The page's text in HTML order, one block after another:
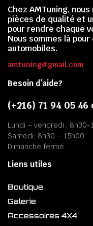
Chez AMTuning,
pièces de qualité et
pour rendre chaque
Nous sommes là
automobiles.
amtuning@gmail.com
Besoin d’aide?
(+216) 71 94 05
Lundi – vendredi : 8h30-
Samedi: 8h30 – 15h00
Dimanche fermé
Liens utiles
Boutique
Galerie
Accessoires 4X4